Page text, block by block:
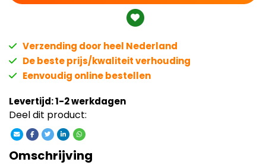
Verzending door heel Nederland
De beste prijs/kwaliteit verhouding
Eenvoudig online bestellen
Levertijd: 1-2 werkdagen
Deel dit product:
Omschrijving